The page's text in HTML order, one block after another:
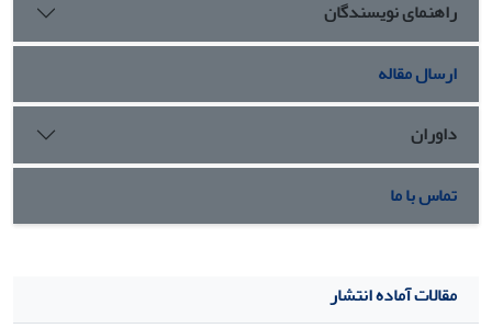
راهنمای نویسندگان
ارسال مقاله
داوران
تماس با ما
مقالات آماده انتشار